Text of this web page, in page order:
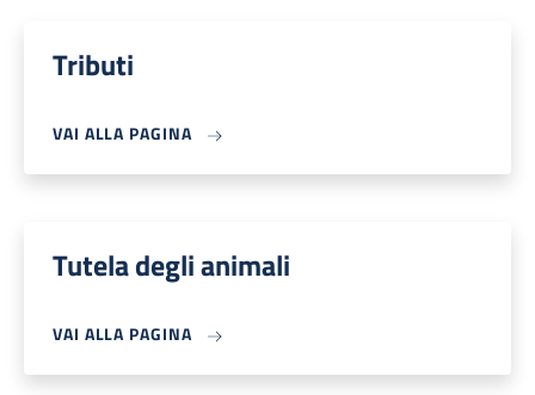
Tributi
VAI ALLA PAGINA
Tutela degli animali
VAI ALLA PAGINA